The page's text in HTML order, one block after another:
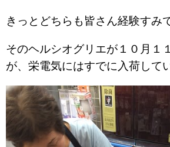
きっとどちらも皆さん経験す
そのヘルシオグリエが１０月１
が、栄電気にはすでに入荷して